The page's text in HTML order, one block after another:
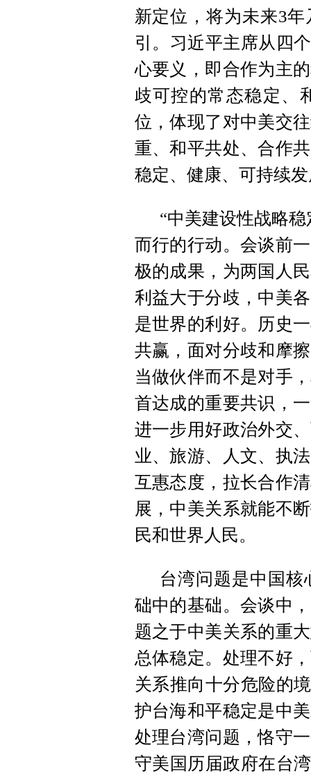
新定位，将为未来3
引。习近平主席从四
心要义，即合作为主
歧可控的常态稳定、
位，体现了对中美交
重、和平共处、合作
稳定、健康、可持续
“中美建设性战略
而行的行动。会谈前
极的成果，为两国人
利益大于分歧，中美
是世界的利好。历史
共赢，面对分歧和摩
当做伙伴而不是对手
首达成的重要共识，
进一步用好政治外交
业、旅游、人文、执
互惠态度，拉长合作
展，中美关系就能不
民和世界人民。
台湾问题是中国
础中的基础。会谈中
题之于中美关系的重
总体稳定。处理不好
关系推向十分危险的
护台海和平稳定是中
处理台湾问题，恪守
守美国历届政府在台